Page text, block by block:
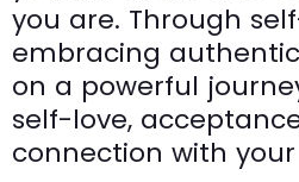
you are. Through
embracing
on a powerful
self-love,
connection with